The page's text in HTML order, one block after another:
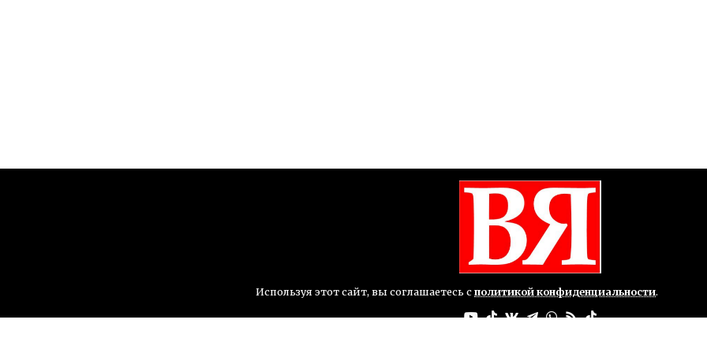
Используя этот сайт, вы соглашаетесь сполитикой конфиденциальности.